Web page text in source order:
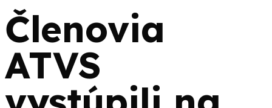
Členovia
ATVS